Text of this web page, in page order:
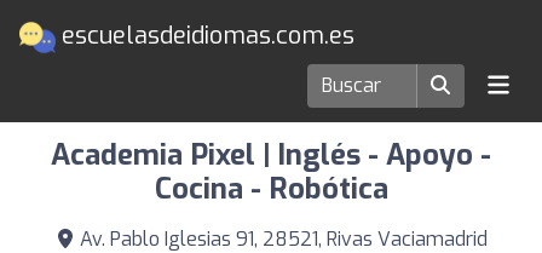
escuelasdeidiomas.com.es
Escuelas de idiomas en Rivas Vaciamadrid
Academia Pixel | Inglés - Apoyo -
Cocina - Robótica
Av. Pablo Iglesias 91, 28521, Rivas Vaciamadrid